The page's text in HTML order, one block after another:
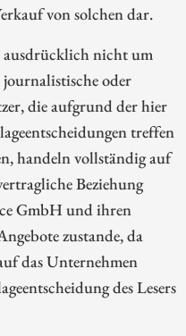
von solchen dar.
ausdrücklich nicht um
journalistische oder
die aufgrund der hier
treffen
handeln vollständig auf
Beziehung
GmbH und ihren
zustande, da
das Unternehmen
des Lesers